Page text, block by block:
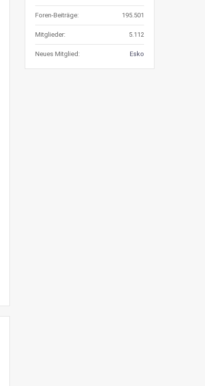
Foren-Beiträge: 195.501
Mitglieder: 5.112
Neues Mitglied: Esko